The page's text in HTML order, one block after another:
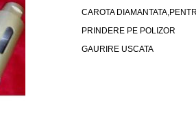
CAROTA
PRINDERE PE POLIZOR
GAURIRE USCATA